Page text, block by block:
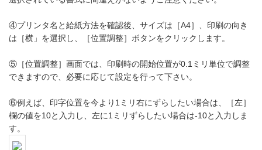
④プリンタ名と給紙方法を確認後、サイズは［A4］、印刷の向き
は［横」を選択し、［位置調整］ボタンをクリックします。
⑤［位置調整］画面では、印刷時の開始位置が0.1ミリ単位で調整
できますので、必要に応じて設定を行って下さい。
⑥例えば、印字位置を今より1ミリ右にずらしたい場合は、［左］
欄の値を10と入力し、左に1ミリずらしたい場合は-10と入力しま
す。